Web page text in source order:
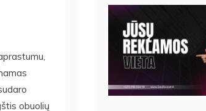
obuolių